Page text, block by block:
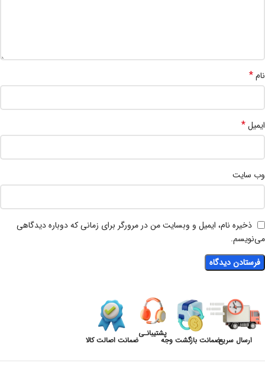
نام*
ایمیل*
وب‌ سایت
ذخیره نام، ایمیل و وبسایت من در مرورگر برای زمانی که دوباره دیدگاهی
می‌نویسم.
ارسال سریعضمانت بازگشت وجه
پشتیبانـی
ضمانت اصالت کالا